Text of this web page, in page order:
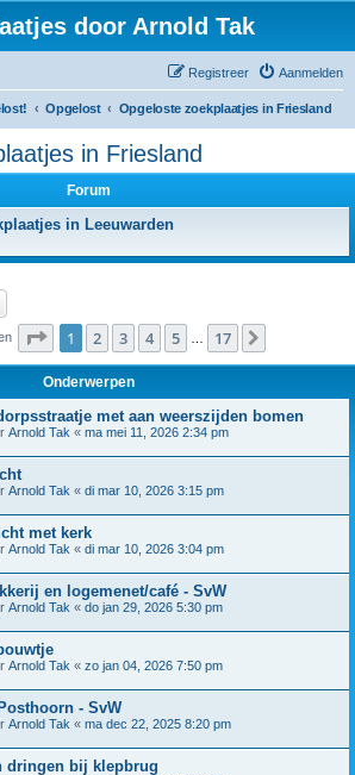
door Arnold Tak
Aanmelden
Registreer
Opgelost Opgeloste zoekplaatjes in Friesland
in Friesland
Forum
in Leeuwarden
Pagina van 17
1 2 3 4 5 17
Onderwerpen
met aan weerszijden bomen
Arnold Tak « ma mei 11, 2026 2:34 pm
Arnold Tak « di mar 10, 2026 3:15 pm
met kerk
Arnold Tak « di mar 10, 2026 3:04 pm
en logemenet/café - SvW
Arnold Tak « do jan 29, 2026 5:30 pm
Arnold Tak « zo jan 04, 2026 7:50 pm
- SvW
Arnold Tak « ma dec 22, 2025 8:20 pm
dringen bij klepbrug